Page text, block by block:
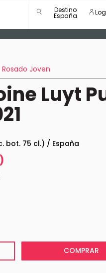
Destino
España
Rosado Joven
Luyt
bot. 75 cl.) / España
COMPRAR